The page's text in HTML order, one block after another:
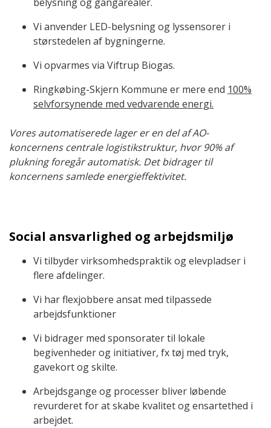
Vi anvender LED-belysning og lyssensorer i
størstedelen af bygningerne.
Vi opvarmes via Viftrup Biogas.
Ringkøbing-Skjern Kommune er mere end 100%
selvforsynende med vedvarende energi.
Vores automatiserede lager er en del af AO-
koncernens centrale logistikstruktur, hvor 90% af
plukning foregår automatisk. Det bidrager til
koncernens samlede energieffektivitet.
Social ansvarlighed og arbejdsmiljø
Vi tilbyder virksomhedspraktik og elevpladser i
flere afdelinger.
Vi har flexjobbere ansat med tilpassede
arbejdsfunktioner
Vi bidrager med sponsorater til lokale
begivenheder og initiativer, fx tøj med tryk,
gavekort og skilte.
Arbejdsgange og processer bliver løbende
revurderet for at skabe kvalitet og ensartethed i
arbejdet.